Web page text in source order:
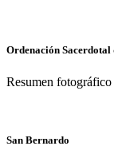
Ordenación
Resumen fotográfico
San Bernardo